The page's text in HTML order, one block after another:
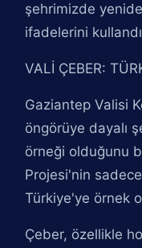
şehrimizde
ifadelerini
VALİ ÇEBER:
Gaziantep Valisi
öngörüye dayalı
örneği olduğunu
Projesi'nin
Türkiye'ye örnek
Çeber, özellikle